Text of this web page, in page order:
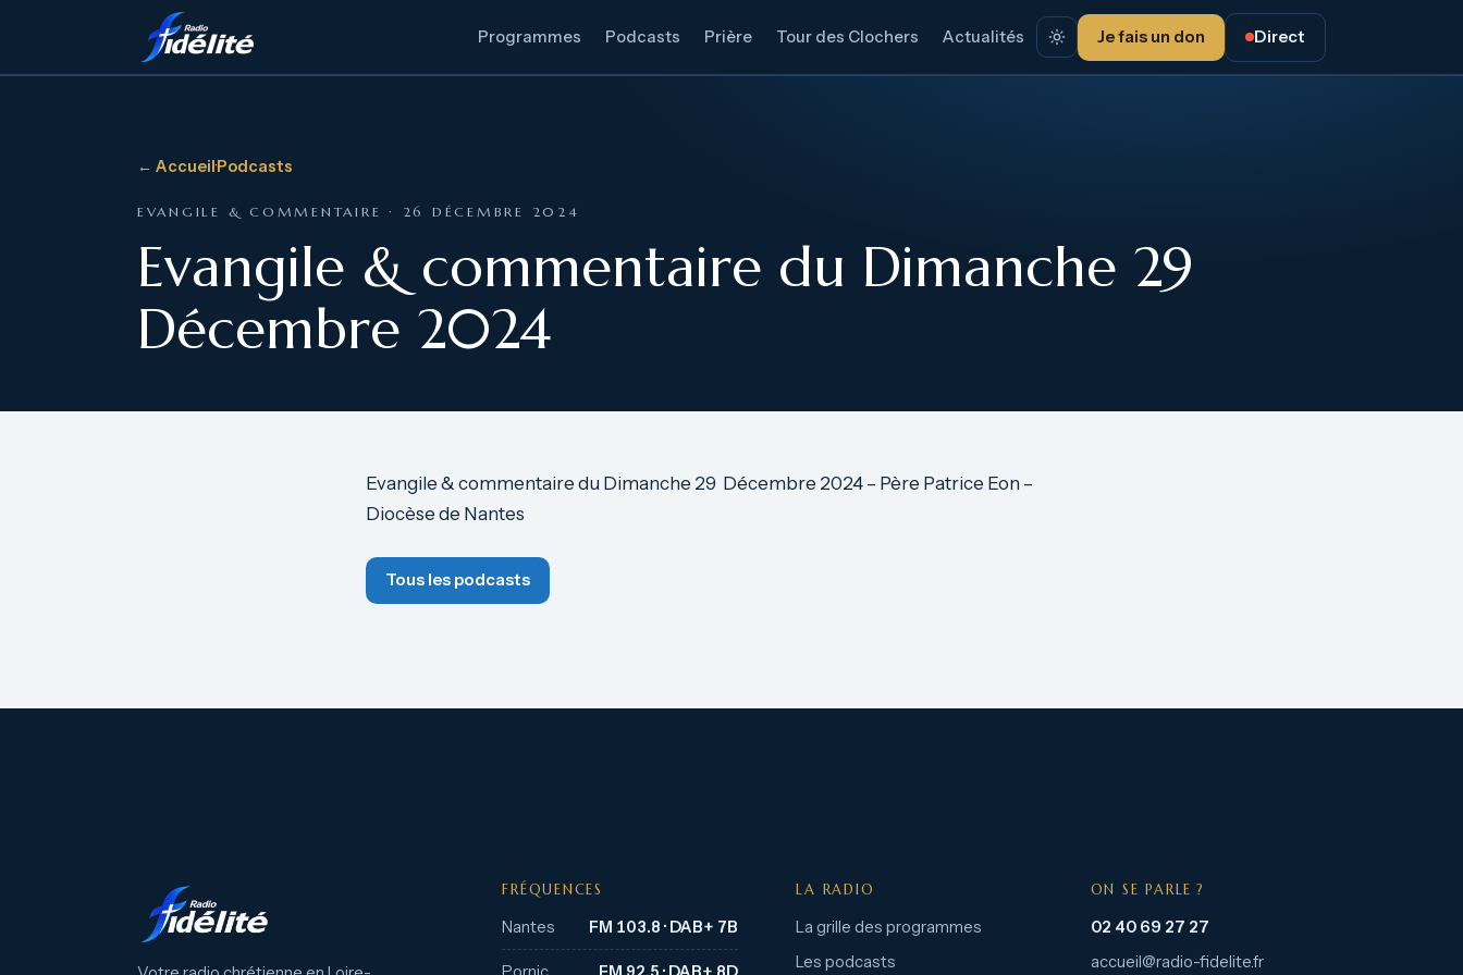
Programmes Podcasts Prière Tour des Clochers Actualités Je fais un don Direct
← Accueil·Podcasts
EVANGILE & COMMENTAIRE · 26 DÉCEMBRE 2024
Evangile & commentaire du Dimanche 29
Décembre 2024
Evangile & commentaire du Dimanche 29 Décembre 2024 – Père Patrice Eon –
Diocèse de Nantes
Tous les podcasts
FRÉQUENCES
Nantes FM 103.8 · DAB+ 7B
LA RADIO
La grille des programmes
Les podcasts
ON SE PARLE ?
02 40 69 27 27
accueil@radio-fidelite.fr